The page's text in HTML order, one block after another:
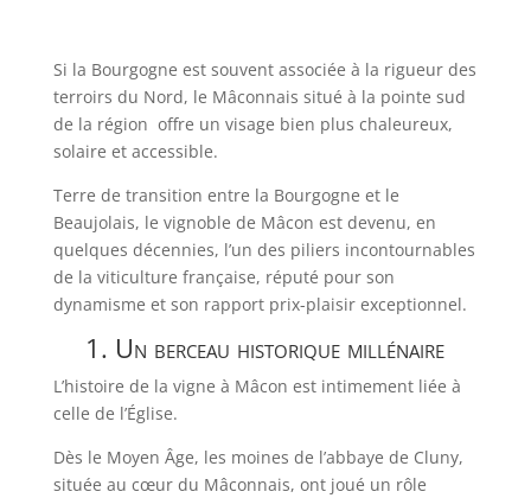
Si la Bourgogne est souvent associée à la rigueur des
terroirs du Nord, le Mâconnais situé à la pointe sud
de la région offre un visage bien plus chaleureux,
solaire et accessible.
Terre de transition entre la Bourgogne et le
Beaujolais, le vignoble de Mâcon est devenu, en
quelques décennies, l’un des piliers incontournables
de la viticulture française, réputé pour son
dynamisme et son rapport prix-plaisir exceptionnel.
1. Un berceau historique millénaire
L’histoire de la vigne à Mâcon est intimement liée à
celle de l’Église.
Dès le Moyen Âge, les moines de l’abbaye de Cluny,
située au cœur du Mâconnais, ont joué un rôle